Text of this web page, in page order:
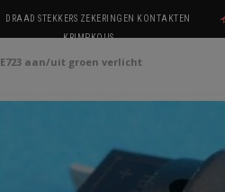
DRAAD STEKKERS ZEKERINGEN KONTAKTEN
KRIMPKOUS
E723 aan/uit groen verlicht